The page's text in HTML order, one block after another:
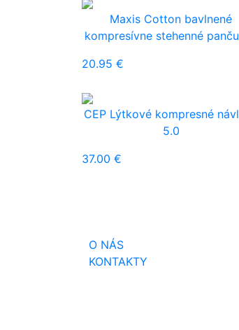
Maxis Cotton bavlnené
kompresívne stehenné
20.95 €
CEP Lýtkové kompresné
5.0
37.00 €
O NÁS
KONTAKTY